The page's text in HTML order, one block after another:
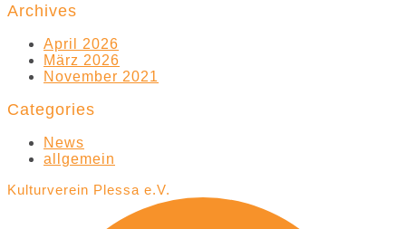
Archives
April 2026
März 2026
November 2021
Categories
News
allgemein
Kulturverein Plessa e.V.